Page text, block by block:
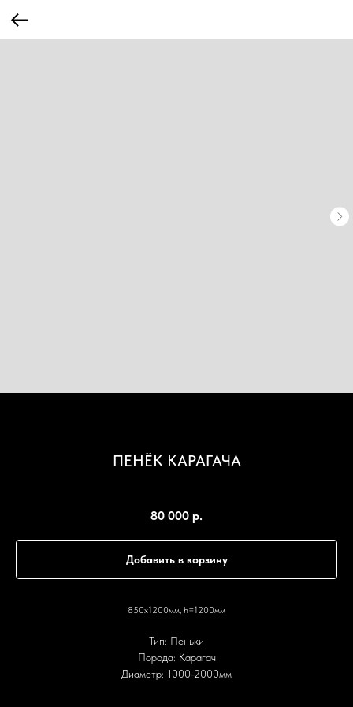
ПЕНЁК КАРАГАЧА
80 000 р.
Добавить в корзину
850х1200мм, h=1200мм
Тип: Пеньки
Порода: Карагач
Диаметр: 1000-2000мм